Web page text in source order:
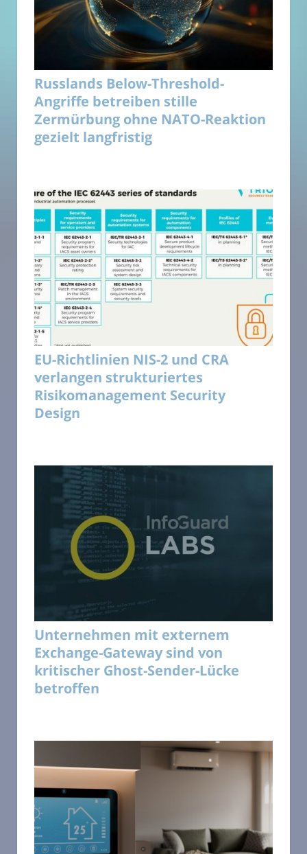
Russlands Below-Threshold-
Angriffe betreiben stille
Zermürbung ohne NATO-Reaktion
gezielt langfristig
EU-Richtlinien NIS-2 und CRA
verlangen strukturiertes
Risikomanagement Security
Design
Unternehmen mit externem
Exchange-Gateway sind von
kritischer Ghost-Sender-Lücke
betroffen